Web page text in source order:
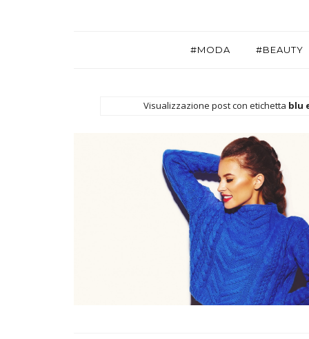
#MODA #BEAUTY
Visualizzazione post con etichetta blu